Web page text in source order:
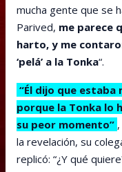
mucha gente que se
Parived, me parece
harto, y me
‘pelá’ a la Tonka“.
“Él dijo que estaba
porque la Tonka lo
su peor momento”
la revelación, su
replicó: “¿Y qué